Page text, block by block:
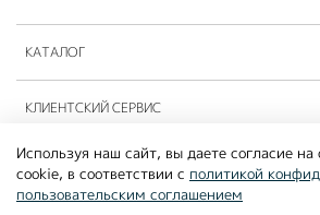
КАТАЛОГ
КЛИЕНТСКИЙ СЕРВИС
ПАРТНЁРЫ B2B
Используя наш сайт, вы даете согласие на
cookie, в соответствии с политикой
пользовательским соглашением